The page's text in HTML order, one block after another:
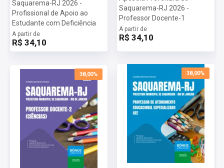
Saquarema-RJ 2026 -
Profissional de Apoio ao
Estudante com Deficiência
A partir de
R$ 34,10
Saquarema-RJ 2026 -
Professor Docente-1
A partir de
R$ 34,10
38,00% 38,00%